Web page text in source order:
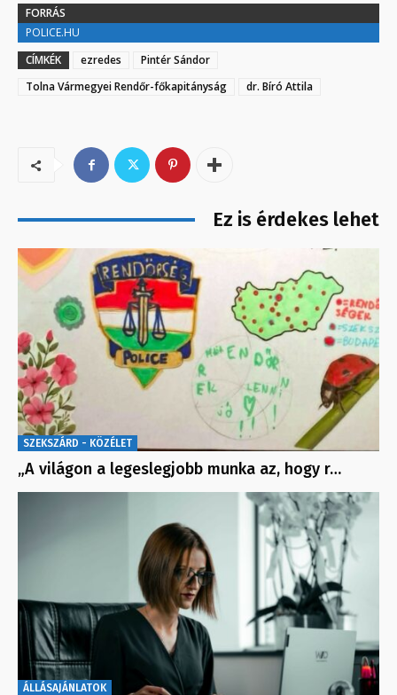
FORRÁS
POLICE.HU
CÍMKÉK
ezredes
Pintér Sándor
Tolna Vármegyei Rendőr-főkapitányság
dr. Bíró Attila
Ez is érdekes lehet
SZEKSZÁRD - KÖZÉLET
„A világon a legeslegjobb munka az, hogy r…
ÁLLÁSAJÁNLATOK